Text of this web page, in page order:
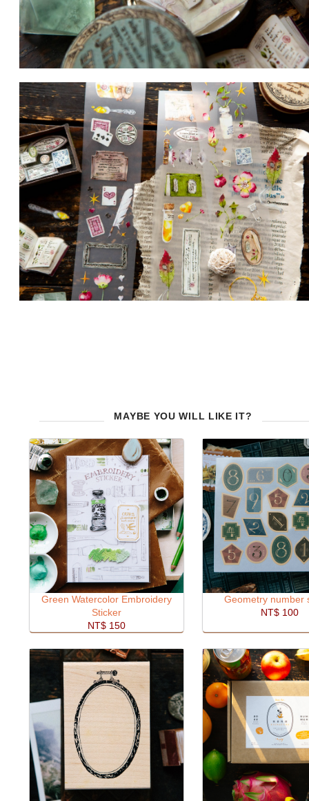
MAYBE YOU WILL LIKE IT?
Green Watercolor Embroidery
Sticker
NT$ 150
Geometry number
NT$ 100